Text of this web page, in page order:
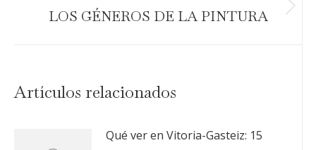
Publicación
LOS GÉNEROS DE LA PINTURA
Artículos relacionados
Qué ver en Vitoria-Gasteiz: 15